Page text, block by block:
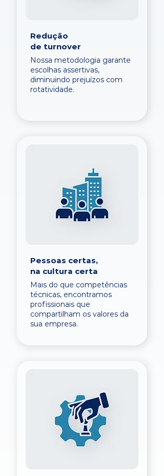
Redução
de turnover
Nossa metodologia garante
escolhas assertivas,
diminuindo prejuízos com
rotatividade.
Pessoas certas,
na cultura certa
Mais do que competências
técnicas, encontramos
profissionais que
compartilham os valores da
sua empresa.